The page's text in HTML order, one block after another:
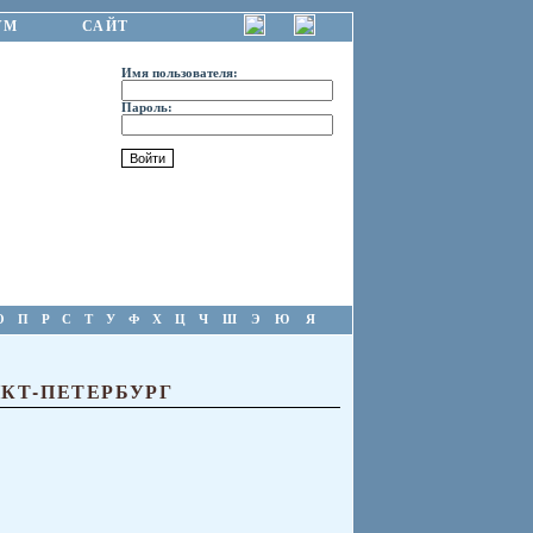
САЙТ
Имя пользователя:
Пароль:
П Р С Т У Ф Х Ц Ч Ш Э Ю Я
ПЕТЕРБУРГ